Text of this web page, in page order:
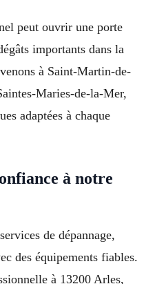
peut ouvrir une porte
importants dans la
à Saint-Martin-de-
Maries-de-la-Mer,
adaptées à chaque
à notre
de dépannage,
des équipements fiables.
à 13200 Arles,